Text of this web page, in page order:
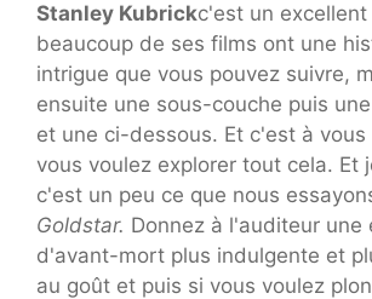
Stanley Kubrickc'est un
beaucoup de ses films ont une
intrigue que vous pouvez suivre,
ensuite une sous-couche puis
et une ci-dessous. Et c'est à
vous voulez explorer tout cela. Et
c'est un peu ce que nous
Goldstar. Donnez à l'auditeur une
d'avant-mort plus indulgente et
au goût et puis si vous voulez